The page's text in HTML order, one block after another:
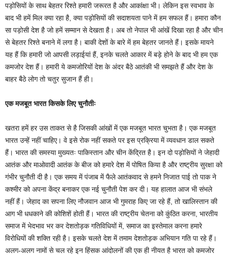
पड़ोसियों के साथ बेहतर रिश्ते हमारी जरूरत है और आकांक्षा भी। लेकिन इस स्वभाव के
बाद भी हमें मिल क्या रहा है, क्या पड़ोसियों की सदाशयता पाने में हम सफल हैं। हमारा कौन
सा पड़ोसी देश है जो हमें सम्मान से देखता है। अब तो नेपाल भी आंखें दिखा रहा है और चीन
से बेहतर रिश्ते बनाने में लगा है। बाकी देशों के बारे में हम बेहतर जानते हैं। इसके मायने
यह हैं कि हमारी जो आपसी लड़ाईयां हैं, इनके चलते आकार में बड़े होने के बाद भी हम एक
कमजोर देश हैं। हमारी ये कमजोरियों देश के अंदर बैठे आतंकी भी समझते हैं और देश के
बाहर बैठे लोग तो चतुर सुजान हैं ही।
एक मजबूत भारत किसके लिए चुनौतीः
खतरा हमें हर उस ताकत से है जिसकी आंखों में एक मजबूत भारत चुभता है। एक मजबूत
भारत उन्हें नहीं चाहिए। वे इसे रोक नहीं सकते पर इस प्रक्रिया में व्यवधान डाल सकते
हैं। भारत की समस्या मुख्यतः पाकिस्तान और चीन केंद्रित है। इन दो पड़ोसियों ने जेहादी
आतंक और माओवादी आतंक के बीज को हमारे देश में पोषित किया है और राष्ट्रीय सुरक्षा को
गंभीर चुनौती दी है। एक समय में पंजाब में फैले आतंकवाद से हमने निजात पाई तो पाक ने
कश्मीर को अपना केंद्र बनाकर एक नई चुनौती पेश कर दी। यह हालात आज भी संभले
नहीं हैं। जेहाद का सपना लिए नौजवान आज भी गुमराह किए जा रहे हैं, तो खालिस्तान की
आग भी धधकाने की कोशिशें होती हैं। भारत की राष्ट्रीय चेतना को कुंठित करना, भारतीय
समाज में भेदभाव भर कर देशतोड़क गतिविधियों में, समाज का इस्तेमाल करना हमारे
विरोधियों की शक्ति रही है। इसके चलते देश में तमाम देशतोड़क अभियान गति पा रहे हैं।
अलग-अलग नामों से चल रहे इन हिंसक आंदोलनों की एक ही नीयत है भारत को कमजोर